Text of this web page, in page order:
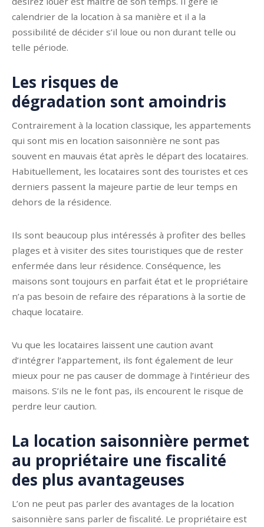
calendrier de la location à sa manière et il a la
possibilité de décider s’il loue ou non durant telle ou
telle période.
Les risques de
dégradation sont amoindris
Contrairement à la location classique, les appartements
qui sont mis en location saisonnière ne sont pas
souvent en mauvais état après le départ des locataires.
Habituellement, les locataires sont des touristes et ces
derniers passent la majeure partie de leur temps en
dehors de la résidence.
Ils sont beaucoup plus intéressés à profiter des belles
plages et à visiter des sites touristiques que de rester
enfermée dans leur résidence. Conséquence, les
maisons sont toujours en parfait état et le propriétaire
n’a pas besoin de refaire des réparations à la sortie de
chaque locataire.
Vu que les locataires laissent une caution avant
d’intégrer l’appartement, ils font également de leur
mieux pour ne pas causer de dommage à l’intérieur des
maisons. S’ils ne le font pas, ils encourent le risque de
perdre leur caution.
La location saisonnière permet
au propriétaire une fiscalité
des plus avantageuses
L’on ne peut pas parler des avantages de la location
saisonnière sans parler de fiscalité. Le propriétaire est